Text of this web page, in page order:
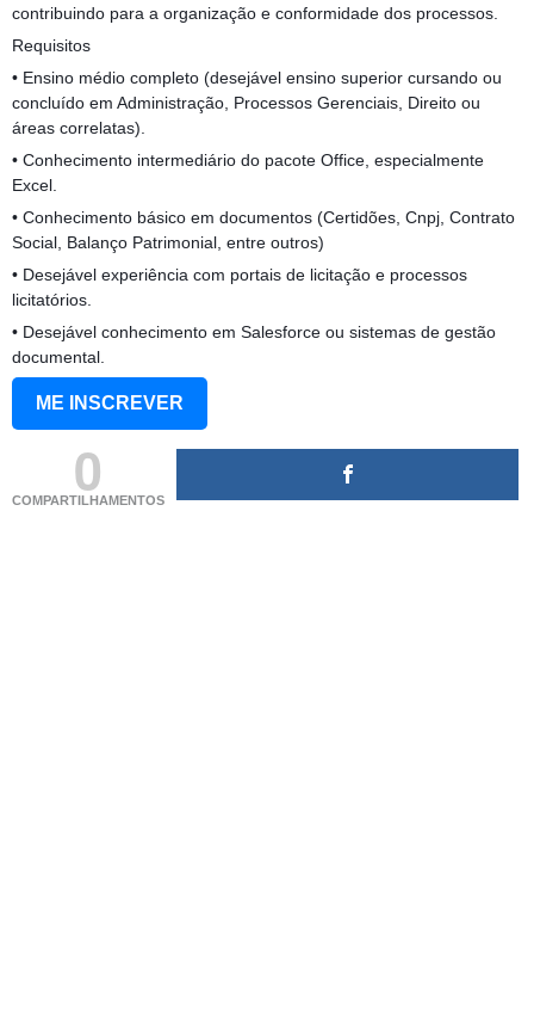
contribuindo para a organização e conformidade dos processos.
Requisitos
• Ensino médio completo (desejável ensino superior cursando ou
concluído em Administração, Processos Gerenciais, Direito ou
áreas correlatas).
• Conhecimento intermediário do pacote Office, especialmente
Excel.
• Conhecimento básico em documentos (Certidões, Cnpj, Contrato
Social, Balanço Patrimonial, entre outros)
• Desejável experiência com portais de licitação e processos
licitatórios.
• Desejável conhecimento em Salesforce ou sistemas de gestão
documental.
ME INSCREVER
0
COMPARTILHAMENTOS